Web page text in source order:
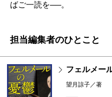
ばご一読を──。
担当編集者のひとこと
フェルメー
望月諒子／著